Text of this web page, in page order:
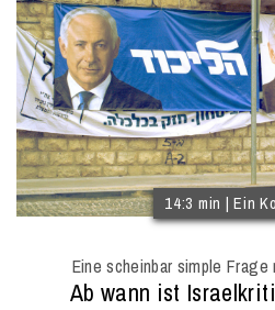
14:3 min | Ein
Eine scheinbar simple
:
Ab wann ist